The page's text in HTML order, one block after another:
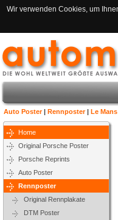
Wir verwenden Cookies, um
Auto Poster| Rennposter| Le
Home
Original Porsche Poster
Porsche Reprints
Auto Poster
Rennposter
Original Rennplakate
DTM Poster